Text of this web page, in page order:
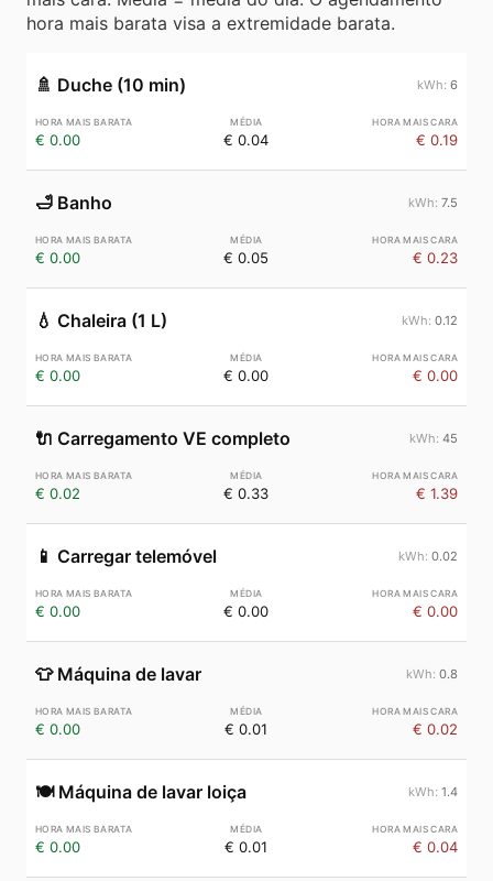
hora mais barata visa a extremidade barata.
🚿 Duche (10 min) 6
€ 0.00 € 0.04 € 0.19
🛁 Banho 7.5
€ 0.00 € 0.05 € 0.23
💧 Chaleira (1 L) 0.12
€ 0.00 € 0.00 € 0.00
🔌 Carregamento VE completo 45
€ 0.02 € 0.33 € 1.39
📱 Carregar telemóvel 0.02
€ 0.00 € 0.00 € 0.00
👕 Máquina de lavar 0.8
€ 0.00 € 0.01 € 0.02
🍽️ Máquina de lavar loiça 1.4
€ 0.00 € 0.01 € 0.04